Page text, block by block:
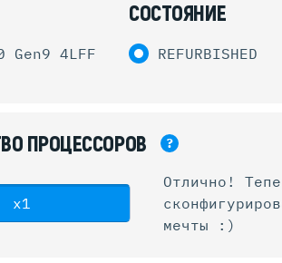
Gen9 4LFF
СОСТОЯНИЕ
REFURBISHED
ПРОЦЕССОРОВ ?
x1
Отлично!
мечты :)